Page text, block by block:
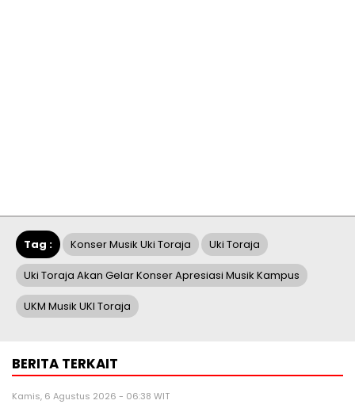
Tag : Konser Musik Uki Toraja Uki Toraja
Uki Toraja Akan Gelar Konser Apresiasi Musik Kampus
UKM Musik UKI Toraja
BERITA TERKAIT
Kamis, 6 Agustus 2026 - 06:38 WIT